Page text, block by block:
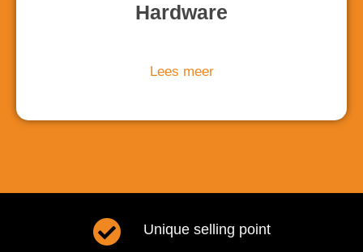
Hardware
Lees meer
Unique selling point